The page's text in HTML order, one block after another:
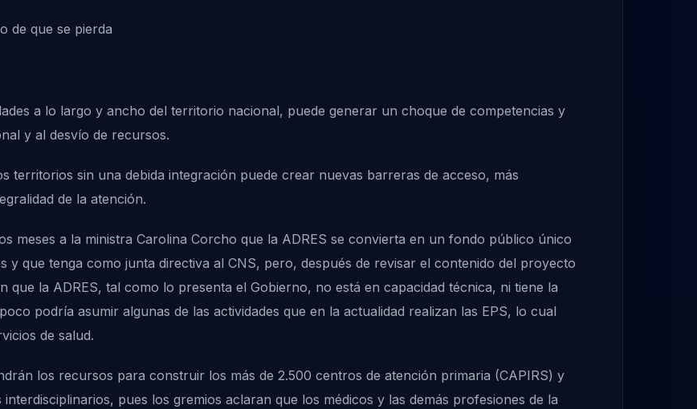
de que se pierda
a lo largo y ancho del territorio nacional, puede generar un choque de competencias y
y al desvío de recursos.
territorios sin una debida integración puede crear nuevas barreras de acceso, más
de la atención.
meses a la ministra Carolina Corcho que la ADRES se convierta en un fondo público único
y que tenga como junta directiva al CNS, pero, después de revisar el contenido del proyecto
que la ADRES, tal como lo presenta el Gobierno, no está en capacidad técnica, ni tiene la
podría asumir algunas de las actividades que en la actualidad realizan las EPS, lo cual
de salud.
los recursos para construir los más de 2.500 centros de atención primaria (CAPIRS) y
pues los gremios aclaran que los médicos y las demás profesiones de la